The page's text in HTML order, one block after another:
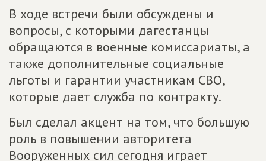
В ходе встречи были обсуждены и
вопросы, с которыми дагестанцы
обращаются в военные комиссариаты, а
также дополнительные социальные
льготы и гарантии участникам СВО,
которые дает служба по контракту.
Был сделал акцент на том, что большую
роль в повышении авторитета
Вооруженных сил сегодня играет